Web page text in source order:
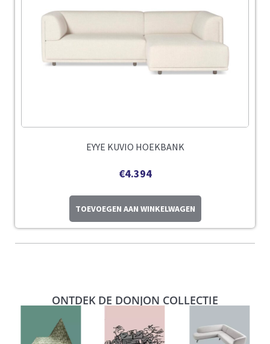
EYYE KUVIO HOEKBANK
€4.394
TOEVOEGEN AAN WINKELWAGEN
ONTDEK DE DONJON COLLECTIE